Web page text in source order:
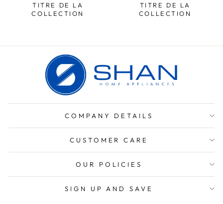
TITRE DE LA
COLLECTION
TITRE DE LA
COLLECTION
COMPANY DETAILS
CUSTOMER CARE
OUR POLICIES
SIGN UP AND SAVE